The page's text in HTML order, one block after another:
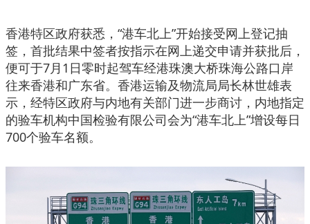
香港特区政府获悉，“港车北上”开始接受网上登记抽
签，首批结果中签者按指示在网上递交申请并获批后，
便可于7月1日零时起驾车经港珠澳大桥珠海公路口岸
往来香港和广东省。香港运输及物流局局长林世雄表
示，经特区政府与内地有关部门进一步商讨，内地指定
的验车机构中国检验有限公司会为“港车北上”增设每日
700个验车名额。